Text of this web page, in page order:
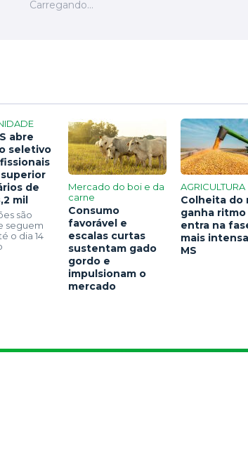
abre
seletivo
de
mil
são
seguem
o dia 14
Mercado do boi e da
carne
Consumo
favorável e
escalas curtas
sustentam gado
gordo e
impulsionam o
mercado
AGRICULTURA
Colheita do
ganha ritmo
entra na
mais
MS